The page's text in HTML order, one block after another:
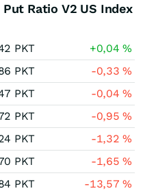
Ratio V2 US Index
PKT +0,04%
PKT -0,33%
PKT -0,04%
PKT -0,95%
PKT -1,32%
PKT -1,65%
PKT -13,57%